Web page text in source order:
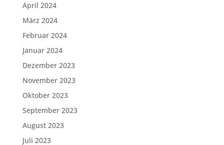
April 2024
März 2024
Februar 2024
Januar 2024
Dezember 2023
November 2023
Oktober 2023
September 2023
August 2023
Juli 2023